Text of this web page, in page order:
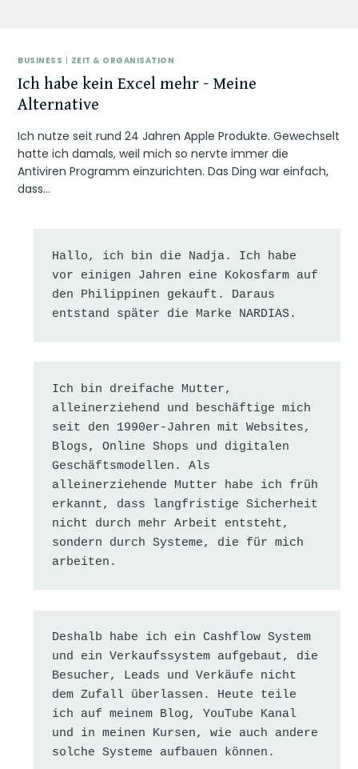
BUSINESS ZEIT & ORGANISATION
Ich habe kein Excel mehr – Meine
Alternative
Ich nutze seit rund 24 Jahren Apple Produkte. Gewechselt
hatte ich damals, weil mich so nervte immer die
Antiviren Programm einzurichten. Das Ding war einfach,
dass…
Hallo, ich bin die Nadja. Ich habe
vor einigen Jahren eine Kokosfarm auf
den Philippinen gekauft. Daraus
entstand später die Marke NARDIAS.
Ich bin dreifache Mutter,
alleinerziehend und beschäftige mich
seit den 1990er-Jahren mit Websites,
Blogs, Online Shops und digitalen
Geschäftsmodellen. Als
alleinerziehende Mutter habe ich früh
erkannt, dass langfristige Sicherheit
nicht durch mehr Arbeit entsteht,
sondern durch Systeme, die für mich
arbeiten.
Deshalb habe ich ein Cashflow System
und ein Verkaufssystem aufgebaut, die
Besucher, Leads und Verkäufe nicht
dem Zufall überlassen. Heute teile
ich auf meinem Blog, YouTube Kanal
und in meinen Kursen, wie auch andere
solche Systeme aufbauen können.